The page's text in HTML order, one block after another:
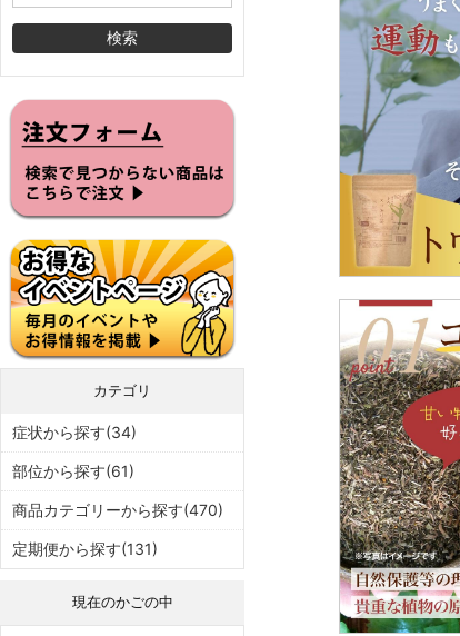
カテゴリ
症状から探す(34)
部位から探す(61)
商品カテゴリーから探す(470)
定期便から探す(131)
現在のかごの中